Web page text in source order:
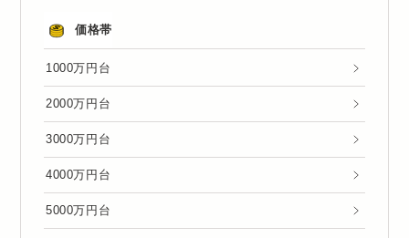
価格帯
1000万円台
2000万円台
3000万円台
4000万円台
5000万円台